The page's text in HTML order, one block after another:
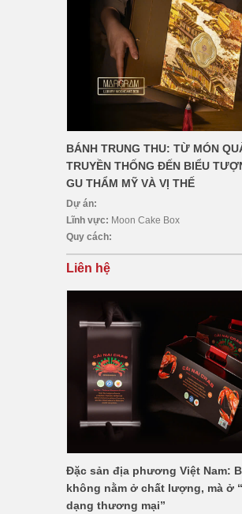
BÁNH TRUNG THU: TỪ MÓN
TRUYỀN THỐNG ĐẾN BIỂU
GU THẨM MỸ VÀ VỊ THẾ
Dự án:
Lĩnh vực: Moon Cake Box
Quy cách:
Liên hệ
Đặc sản địa phương Việt Nam:
không nằm ở chất lượng, mà ở
dạng thương mại”